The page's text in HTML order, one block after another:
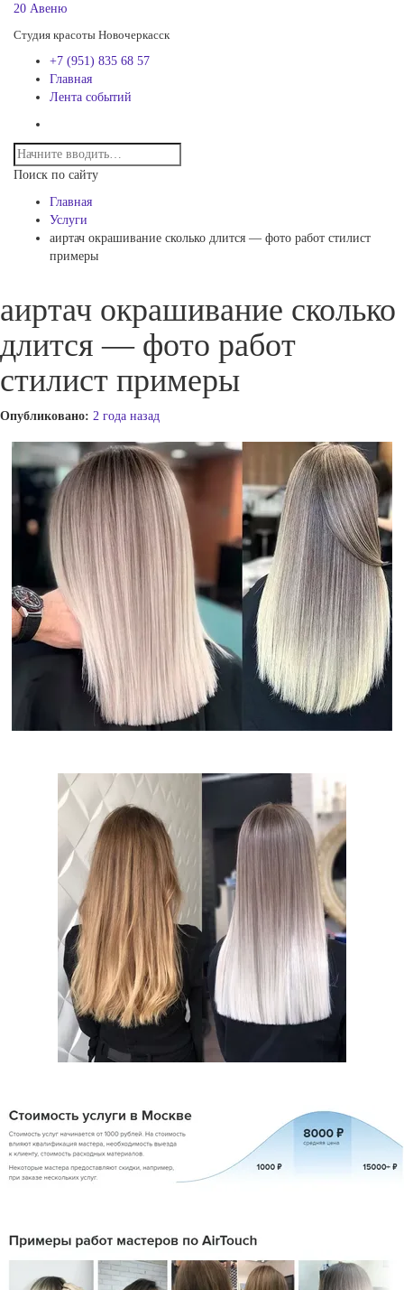
20 Авеню
Студия красоты Новочеркасск
+7 (951) 835 68 57
Главная
Лента событий
Поиск по сайту
Главная
Услуги
аиртач окрашивание сколько длится — фото работ стилист
примеры
аиртач окрашивание сколько
длится — фото работ
стилист примеры
Опубликовано: 2 года назад